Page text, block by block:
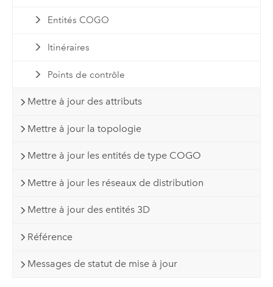
Entités COGO
Itinéraires
Points de contrôle
Mettre à jour des attributs
Mettre à jour la topologie
Mettre à jour les entités de type COGO
Mettre à jour les réseaux de distribution
Mettre à jour des entités 3D
Référence
Messages de statut de mise à jour